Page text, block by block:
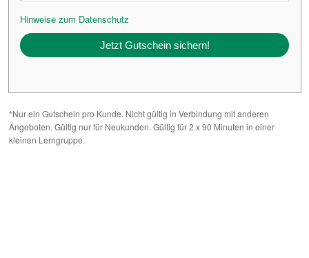
Hinweise zum Datenschutz
*Nur ein Gutschein pro Kunde. Nicht gültig in Verbindung mit anderen
Angeboten. Gültig nur für Neukunden. Gültig für 2 x 90 Minuten in einer
kleinen Lerngruppe.